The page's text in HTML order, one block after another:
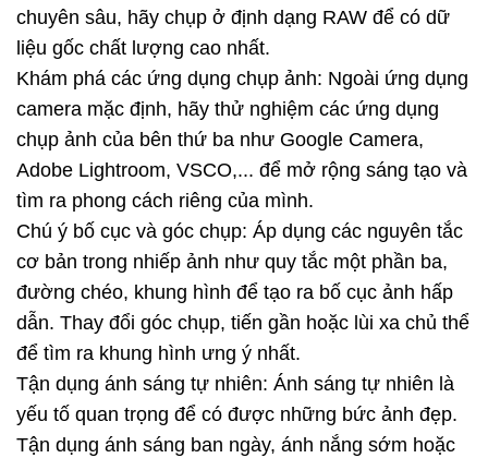
chuyên sâu, hãy chụp ở định dạng RAW để có dữ
liệu gốc chất lượng cao nhất.
Khám phá các ứng dụng chụp ảnh: Ngoài ứng dụng
camera mặc định, hãy thử nghiệm các ứng dụng
chụp ảnh của bên thứ ba như Google Camera,
Adobe Lightroom, VSCO,... để mở rộng sáng tạo và
tìm ra phong cách riêng của mình.
Chú ý bố cục và góc chụp: Áp dụng các nguyên tắc
cơ bản trong nhiếp ảnh như quy tắc một phần ba,
đường chéo, khung hình để tạo ra bố cục ảnh hấp
dẫn. Thay đổi góc chụp, tiến gần hoặc lùi xa chủ thể
để tìm ra khung hình ưng ý nhất.
Tận dụng ánh sáng tự nhiên: Ánh sáng tự nhiên là
yếu tố quan trọng để có được những bức ảnh đẹp.
Tận dụng ánh sáng ban ngày, ánh nắng sớm hoặc